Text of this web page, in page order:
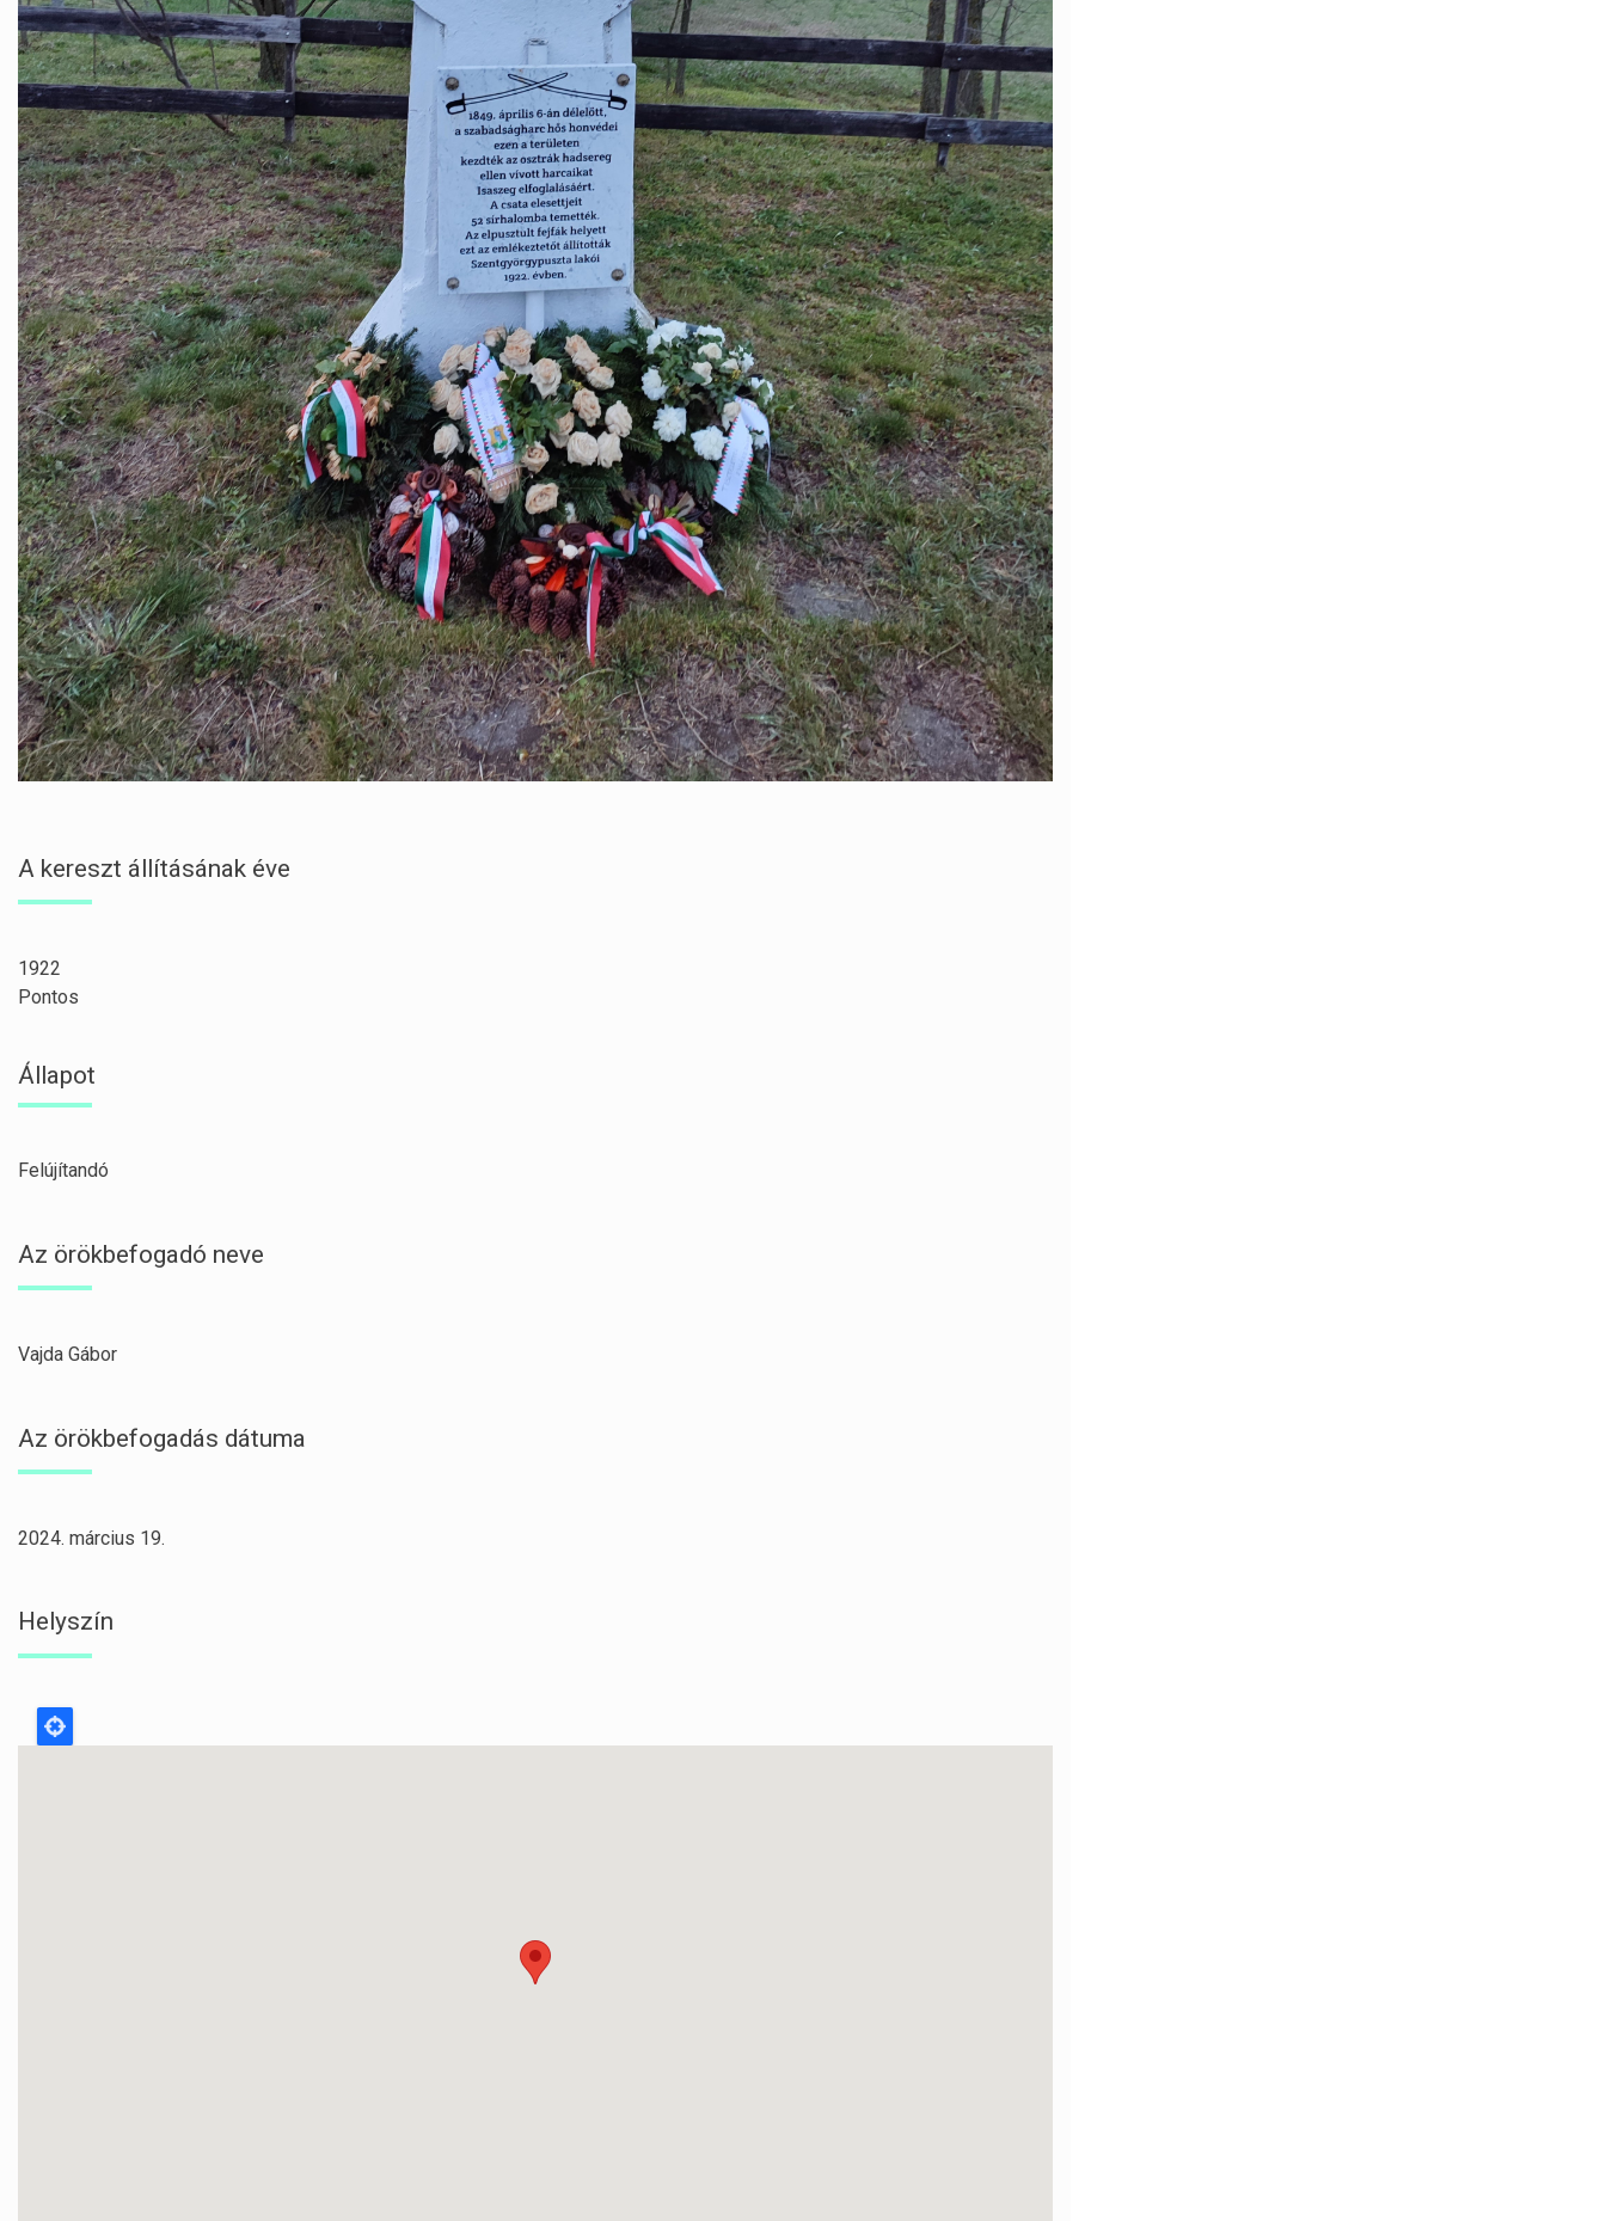
A kereszt állításának éve
1922
Pontos
Állapot
Felújítandó
Az örökbefogadó neve
Vajda Gábor
Az örökbefogadás dátuma
2024. március 19.
Helyszín